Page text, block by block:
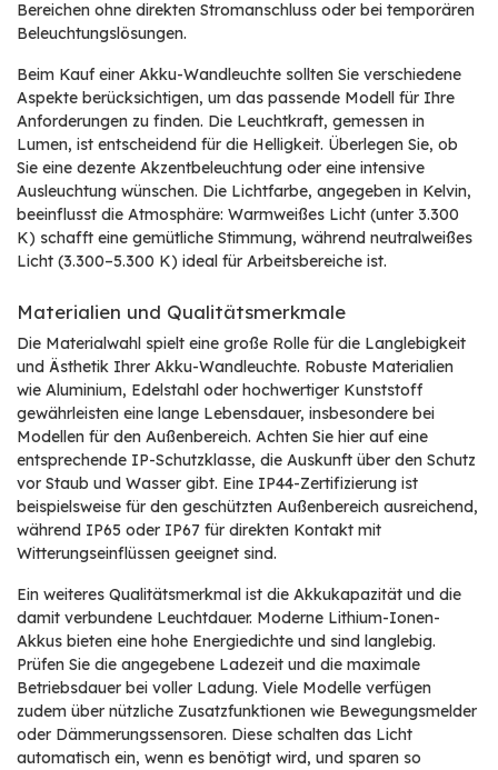
Bereichen ohne direkten Stromanschluss oder bei temporären
Beleuchtungslösungen.
Beim Kauf einer Akku-Wandleuchte sollten Sie verschiedene
Aspekte berücksichtigen, um das passende Modell für Ihre
Anforderungen zu finden. Die Leuchtkraft, gemessen in
Lumen, ist entscheidend für die Helligkeit. Überlegen Sie, ob
Sie eine dezente Akzentbeleuchtung oder eine intensive
Ausleuchtung wünschen. Die Lichtfarbe, angegeben in Kelvin,
beeinflusst die Atmosphäre: Warmweißes Licht (unter 3.300
K) schafft eine gemütliche Stimmung, während neutralweißes
Licht (3.300–5.300 K) ideal für Arbeitsbereiche ist.
Materialien und Qualitätsmerkmale
Die Materialwahl spielt eine große Rolle für die Langlebigkeit
und Ästhetik Ihrer Akku-Wandleuchte. Robuste Materialien
wie Aluminium, Edelstahl oder hochwertiger Kunststoff
gewährleisten eine lange Lebensdauer, insbesondere bei
Modellen für den Außenbereich. Achten Sie hier auf eine
entsprechende IP-Schutzklasse, die Auskunft über den Schutz
vor Staub und Wasser gibt. Eine IP44-Zertifizierung ist
beispielsweise für den geschützten Außenbereich ausreichend,
während IP65 oder IP67 für direkten Kontakt mit
Witterungseinflüssen geeignet sind.
Ein weiteres Qualitätsmerkmal ist die Akkukapazität und die
damit verbundene Leuchtdauer. Moderne Lithium-Ionen-
Akkus bieten eine hohe Energiedichte und sind langlebig.
Prüfen Sie die angegebene Ladezeit und die maximale
Betriebsdauer bei voller Ladung. Viele Modelle verfügen
zudem über nützliche Zusatzfunktionen wie Bewegungsmelder
oder Dämmerungssensoren. Diese schalten das Licht
automatisch ein, wenn es benötigt wird, und sparen so